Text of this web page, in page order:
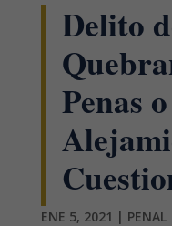
Delito
Penas
ENE 5, 2021 | PENAL